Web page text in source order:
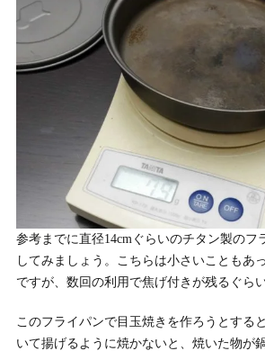
参考までに直径14cmぐらいのチタン製のフ
してみましょう。こちらは小さいこともあ
ですが、数回の利用で焦げ付きが残るぐら
このフライパンで目玉焼きを作ろうとする
いて揚げるように焼かないと、焼いた物が